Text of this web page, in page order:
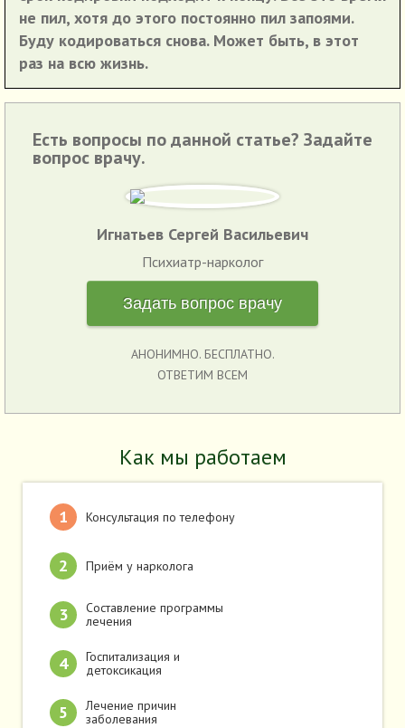
не пил, хотя до этого постоянно пил запоями.
Буду кодироваться снова. Может быть, в этот
раз на всю жизнь.
Есть вопросы по данной статье? Задайте
вопрос врачу.
Игнатьев Сергей Васильевич
Психиатр-нарколог
Задать вопрос врачу
АНОНИМНО. БЕСПЛАТНО.
ОТВЕТИМ ВСЕМ
Как мы работаем
Консультация по телефону
Приём у нарколога
Составление программы
лечения
Госпитализация и
детоксикация
Лечение причин
заболевания